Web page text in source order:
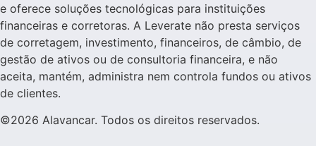
e oferece soluções tecnológicas para instituições
financeiras e corretoras. A Leverate não presta serviços
de corretagem, investimento, financeiros, de câmbio, de
gestão de ativos ou de consultoria financeira, e não
aceita, mantém, administra nem controla fundos ou ativos
de clientes.
©2026 Alavancar. Todos os direitos reservados.